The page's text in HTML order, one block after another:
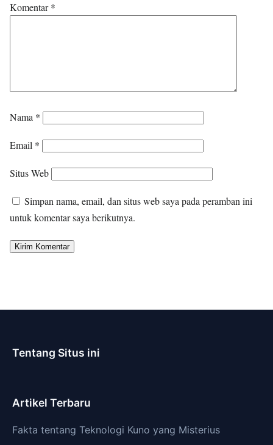
Komentar*
Nama *
Email *
Situs Web
Simpan nama, email, dan situs web saya pada peramban ini
untuk komentar saya berikutnya.
Tentang Situs ini
Artikel Terbaru
Fakta tentang Teknologi Kuno yang Misterius